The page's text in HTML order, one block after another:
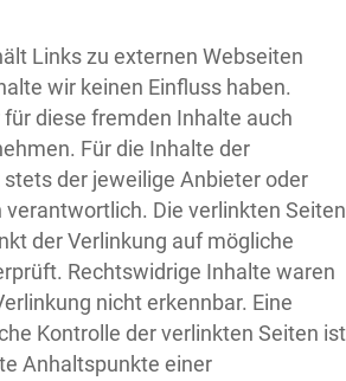
Links zu externen Webseiten
wir keinen Einfluss haben.
diese fremden Inhalte auch
Für die Inhalte der
der jeweilige Anbieter oder
verantwortlich. Die verlinkten Seiten
der Verlinkung auf mögliche
Rechtswidrige Inhalte waren
nicht erkennbar. Eine
Kontrolle der verlinkten Seiten ist
Anhaltspunkte einer